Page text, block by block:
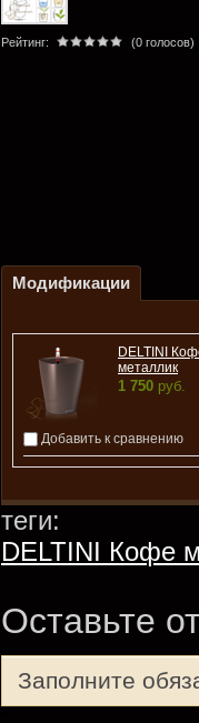
Рейтинг: (0 голосов)
Модификации
DELTINI
металлик
1 750 руб.
Добавить к сравнению
теги:
DELTINI Кофе
Оставьте
Заполните